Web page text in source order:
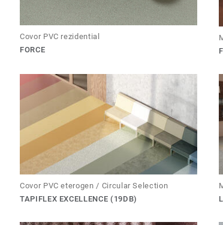
Covor PVC rezidential
FORCE
Covor PVC eterogen / Circular Selection
TAPIFLEX EXCELLENCE (19DB)